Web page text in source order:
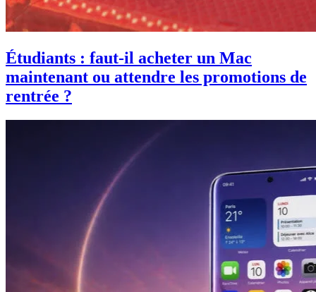
Étudiants : faut-il acheter un Mac
maintenant ou attendre les promotions de
rentrée ?